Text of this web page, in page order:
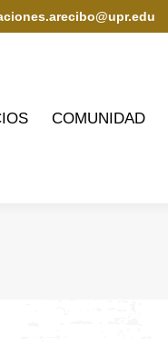
COMUNIDAD
COMUNIDAD